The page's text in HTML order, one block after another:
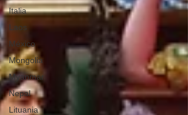
Italia
Laos
México
Mongolia
Myanmar
Nepal
Lituania